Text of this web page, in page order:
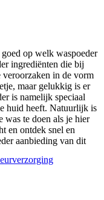
op welk waspoeder
ingrediënten die bij
veroorzaken in de vorm
maar gelukkig is er
is namelijk speciaal
huid heeft. Natuurlijk is
was te doen als je hier
en ontdek snel en
aanbieding van dit